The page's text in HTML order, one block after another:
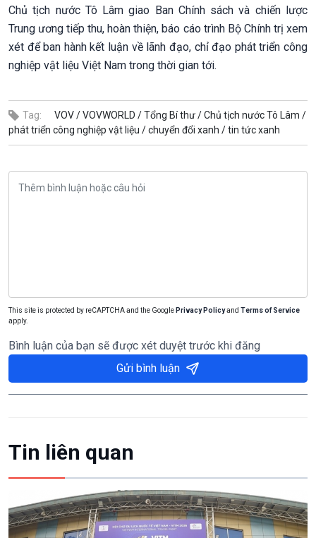
Chủ tịch nước Tô Lâm giao Ban Chính sách và chiến lược
Trung ương tiếp thu, hoàn thiện, báo cáo trình Bộ Chính trị xem
xét để ban hành kết luận về lãnh đạo, chỉ đạo phát triển công
nghiệp vật liệu Việt Nam trong thời gian tới.
Tag: VOV /VOVWORLD /Tổng Bí thư /Chủ tịch nước Tô Lâm /
phát triển công nghiệp vật liệu /chuyển đổi xanh /tin tức xanh
This site is protected by reCAPTCHA and the Google Privacy Policyand Terms of Service
apply.
Bình luận của bạn sẽ được xét duyệt trước khi đăng
Gửi bình luận
Tin liên quan